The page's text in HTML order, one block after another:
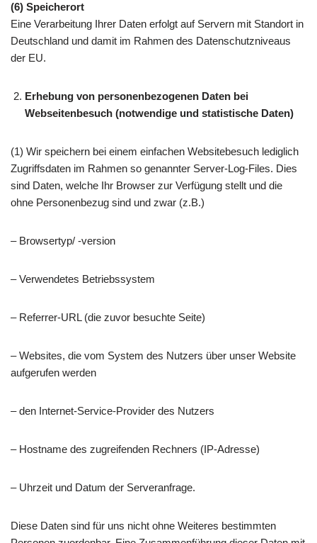
(6) Speicherort
Eine Verarbeitung Ihrer Daten erfolgt auf Servern mit Standort in
Deutschland und damit im Rahmen des Datenschutzniveaus
der EU.
Erhebung von personenbezogenen Daten bei
Webseitenbesuch (notwendige und statistische Daten)
(1) Wir speichern bei einem einfachen Websitebesuch lediglich
Zugriffsdaten im Rahmen so genannter Server-Log-Files. Dies
sind Daten, welche Ihr Browser zur Verfügung stellt und die
ohne Personenbezug sind und zwar (z.B.)
– Browsertyp/ -version
– Verwendetes Betriebssystem
– Referrer-URL (die zuvor besuchte Seite)
– Websites, die vom System des Nutzers über unser Website
aufgerufen werden
– den Internet-Service-Provider des Nutzers
– Hostname des zugreifenden Rechners (IP-Adresse)
– Uhrzeit und Datum der Serveranfrage.
Diese Daten sind für uns nicht ohne Weiteres bestimmten